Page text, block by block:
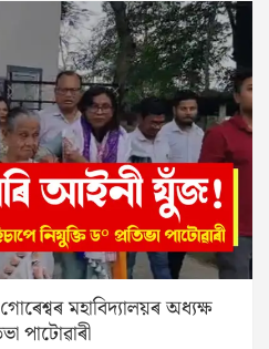
মহাবিদ্যালয়ৰ অধ্যক্ষ
পাটোৱাৰী